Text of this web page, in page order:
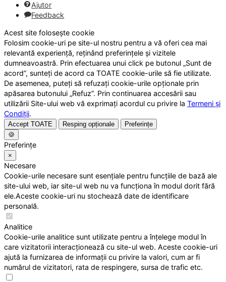
Ajutor
Feedback
Acest site folosește cookie
Folosim cookie-uri pe site-ul nostru pentru a vă oferi cea mai
relevantă experiență, reținând preferințele și vizitele
dumneavoastră. Prin efectuarea unui click pe butonul „Sunt de
acord”, sunteți de acord ca TOATE cookie-urile să fie utilizate.
De asemenea, puteți să refuzați cookie-urile opționale prin
apăsarea butonului „Refuz”. Prin continuarea accesării sau
utilizării Site-ului web vă exprimați acordul cu privire la Termeni și
Condiții.
Accept TOATE Resping opționale
Preferințe
🍪
Preferințe
×
Necesare
Cookie-urile necesare sunt esențiale pentru funcțiile de bază ale
site-ului web, iar site-ul web nu va funcționa în modul dorit fără
ele.Aceste cookie-uri nu stochează date de identificare
personală.
Analitice
Cookie-urile analitice sunt utilizate pentru a înțelege modul în
care vizitatorii interacționează cu site-ul web. Aceste cookie-uri
ajută la furnizarea de informații cu privire la valori, cum ar fi
numărul de vizitatori, rata de respingere, sursa de trafic etc.